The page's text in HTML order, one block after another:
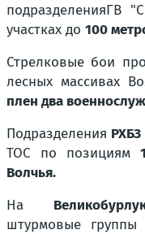
подразделенияГВ
участках до 100
Стрелковые бои
лесных массивах
плен два
Подразделения
ТОС по позициям
Волчья.
На
штурмовые